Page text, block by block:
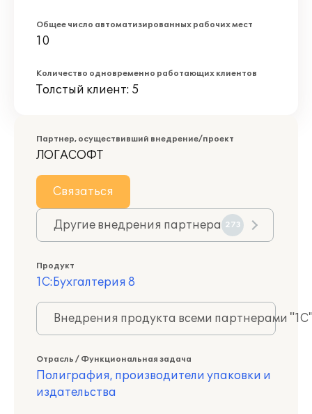
Общее число автоматизированных рабочих мест
10
Количество одновременно работающих клиентов
Толстый клиент: 5
Партнер, осуществивший внедрение/проект
ЛОГАСОФТ
Связаться
Другие внедрения партнера 273
Продукт
1С:Бухгалтерия 8
Внедрения продукта всеми партнерами
Отрасль / Функциональная задача
Полиграфия, производители упаковки и
издательства